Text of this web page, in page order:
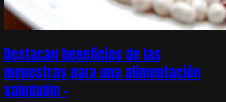
Destacan beneficios de las
menestras para una alimentación
saludable –